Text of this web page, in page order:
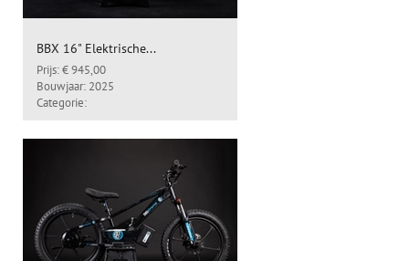
BBX 16" Elektrische...
Prijs: € 945,00
Bouwjaar: 2025
Categorie: